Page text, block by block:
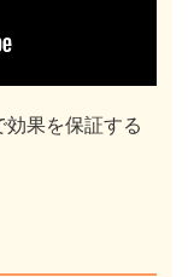
果を保証する